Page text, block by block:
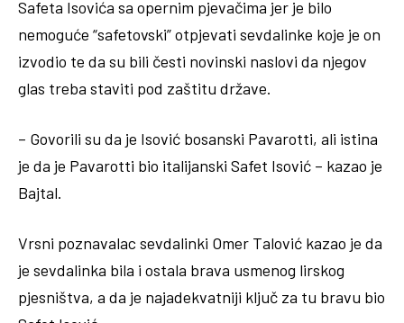
Safeta Isovića sa opernim pjevačima jer je bilo
nemoguće “safetovski” otpjevati sevdalinke koje je on
izvodio te da su bili česti novinski naslovi da njegov
glas treba staviti pod zaštitu države.
– Govorili su da je Isović bosanski Pavarotti, ali istina
je da je Pavarotti bio italijanski Safet Isović – kazao je
Bajtal.
Vrsni poznavalac sevdalinki Omer Talović kazao je da
je sevdalinka bila i ostala brava usmenog lirskog
pjesništva, a da je najadekvatniji ključ za tu bravu bio